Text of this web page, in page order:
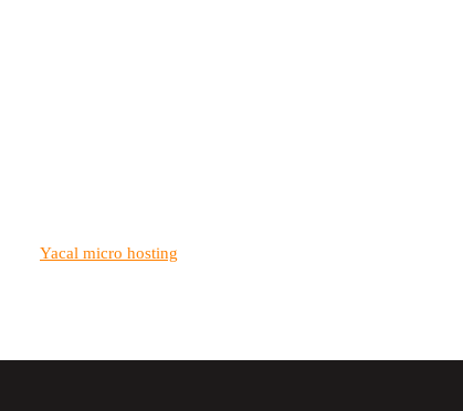
Yacal micro hosting